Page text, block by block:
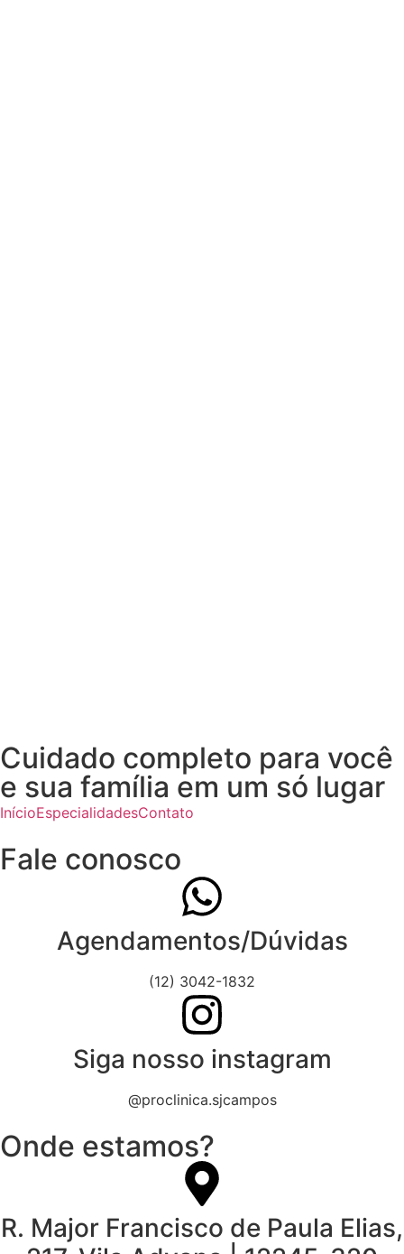
Cuidado completo para você
e sua família em um só lugar
InícioEspecialidadesContato
Fale conosco
Agendamentos/Dúvidas
(12) 3042-1832
Siga nosso instagram
@proclinica.sjcampos
Onde estamos?
R. Major Francisco de Paula Elias,